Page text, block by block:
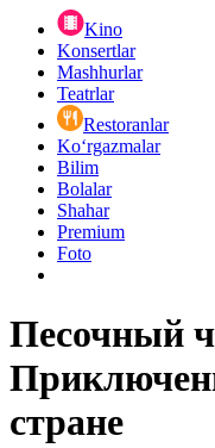
Kino
Konsertlar
Mashhurlar
Teatrlar
Restoranlar
Ko‘rgazmalar
Bilim
Bolalar
Shahar
Premium
Foto
Песочный
стране